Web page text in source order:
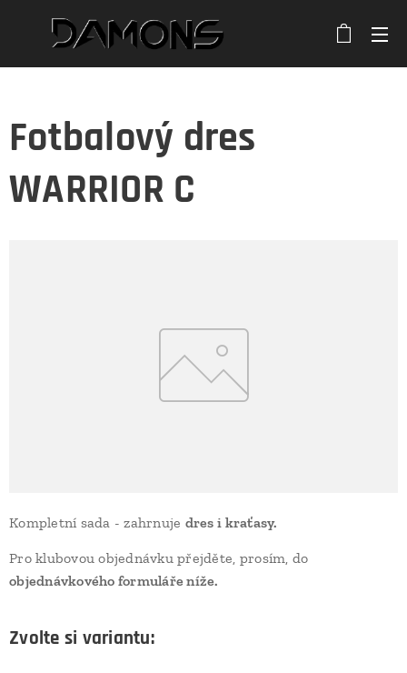
Fotbalový dres
WARRIOR C
Kompletní sada - zahrnuje dres i kraťasy.
Pro klubovou objednávku přejděte, prosím, do
objednávkového formuláře níže.
Zvolte si variantu: